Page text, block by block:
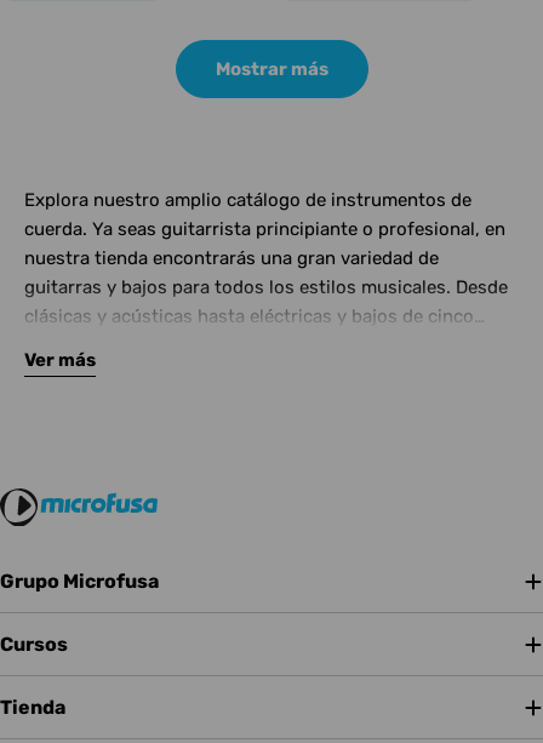
Mostrar más
Explora nuestro amplio catálogo de instrumentos de
cuerda. Ya seas guitarrista principiante o profesional, en
nuestra tienda encontrarás una gran variedad de
guitarras y bajos para todos los estilos musicales. Desde
clásicas y acústicas hasta eléctricas y bajos de cinco
Complementa tu instrumento con amplificadores de
Ver más
Grupo Microfusa
Cursos
Tienda